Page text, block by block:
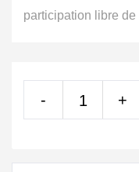
participation libre de
- +